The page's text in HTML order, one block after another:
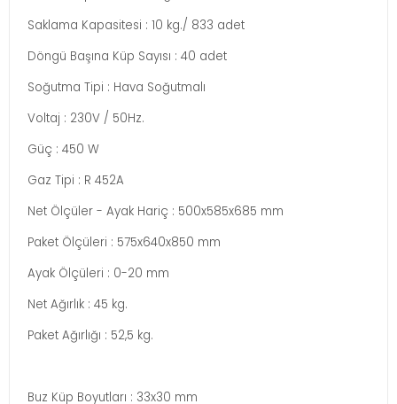
Saklama Kapasitesi : 10 kg./ 833 adet
Döngü Başına Küp Sayısı : 40 adet
Soğutma Tipi : Hava Soğutmalı
Voltaj : 230V / 50Hz.
Güç : 450 W
Gaz Tipi : R 452A
Net Ölçüler - Ayak Hariç : 500x585x685 mm
Paket Ölçüleri : 575x640x850 mm
Ayak Ölçüleri : 0-20 mm
Net Ağırlık : 45 kg.
Paket Ağırlığı : 52,5 kg.
Buz Küp Boyutları : 33x30 mm